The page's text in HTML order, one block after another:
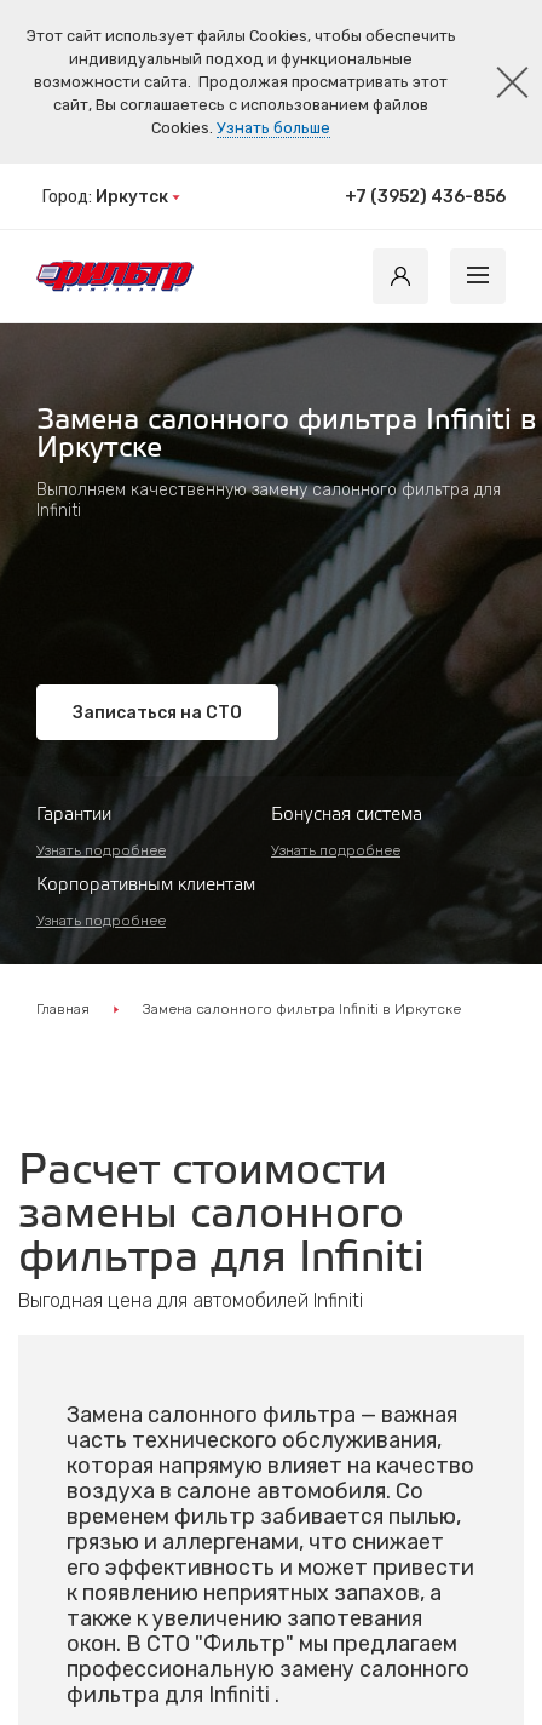
Этот сайт использует файлы Cookies, чтобы обеспечить
индивидуальный подход и функциональные
возможности сайта. Продолжая просматривать этот
сайт, Вы соглашаетесь с использованием файлов
Cookies. Узнать больше
Город: Иркутск +7 (3952) 436-856
Замена салонного фильтра Infiniti в
Иркутске
Выполняем качественную замену салонного фильтра для
Infiniti
Записаться на СТО
Гарантии
Узнать подробнее
Бонусная система
Узнать подробнее
Корпоративным клиентам
Узнать подробнее
Главная Замена салонного фильтра Infiniti в Иркутске
Расчет стоимости
замены салонного
фильтра для Infiniti
Выгодная цена для автомобилей Infiniti
Замена салонного фильтра — важная
часть технического обслуживания,
которая напрямую влияет на качество
воздуха в салоне автомобиля. Со
временем фильтр забивается пылью,
грязью и аллергенами, что снижает
его эффективность и может привести
к появлению неприятных запахов, а
также к увеличению запотевания
окон. В СТО "Фильтр" мы предлагаем
профессиональную замену салонного
фильтра для Infiniti .